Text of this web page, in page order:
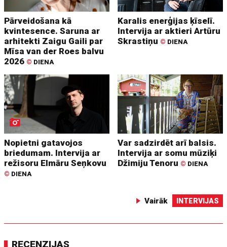
Pārveidošana kā
kvintesence. Saruna ar
arhitekti Zaigu Gaili par
Mīsa van der Roes balvu
2026 © DIENA
Karalis enerģijas ķīselī.
Intervija ar aktieri Artūru
Skrastiņu © DIENA
Nopietni gatavojos
briedumam. Intervija ar
režisoru Elmāru Seņkovu
© DIENA
Var sadzirdēt arī balsis.
Intervija ar somu mūziķi
Džimiju Tenoru © DIENA
Vairāk INTERVIJAS
RECENZIJAS